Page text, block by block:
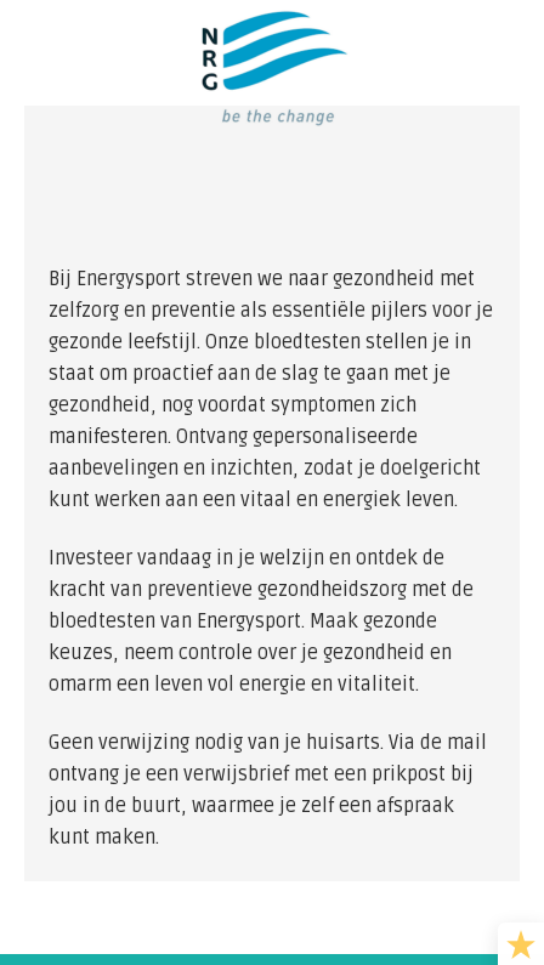
Bij Energysport streven we naar gezondheid met
zelfzorg en preventie als essentiële pijlers voor je
gezonde leefstijl. Onze bloedtesten stellen je in
staat om proactief aan de slag te gaan met je
gezondheid, nog voordat symptomen zich
manifesteren. Ontvang gepersonaliseerde
aanbevelingen en inzichten, zodat je doelgericht
kunt werken aan een vitaal en energiek leven.
Investeer vandaag in je welzijn en ontdek de
kracht van preventieve gezondheidszorg met de
bloedtesten van Energysport. Maak gezonde
keuzes, neem controle over je gezondheid en
omarm een leven vol energie en vitaliteit.
Geen verwijzing nodig van je huisarts. Via de mail
ontvang je een verwijsbrief met een prikpost bij
jou in de buurt, waarmee je zelf een afspraak
kunt maken.